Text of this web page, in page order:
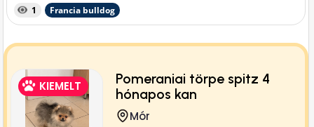
1 Francia bulldog
KIEMELT
Pomeraniai törpe spitz 4
hónapos kan
Mór